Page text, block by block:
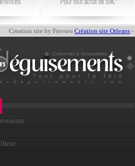
Creation site by FreeseoCréation site Orleans -